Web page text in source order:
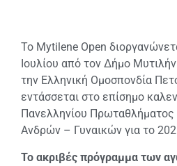
Το Mytilene Open
Ιουλίου από τον Δήμο
την Ελληνική Ομοσπονδία
εντάσσεται στο επίσημο
Πανελληνίου Πρωταθλήματος
Ανδρών – Γυναικών για το
Το ακριβές πρόγραμμα των